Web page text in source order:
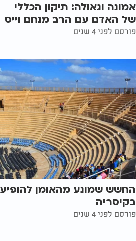
אמונה וגאולה: תיקון הכללי
של האדם עם הרב מנחם וייס
פורסם לפני 4 שנים
החשש שמונע מהאומן להופיע
בקיסריה
פורסם לפני 4 שנים